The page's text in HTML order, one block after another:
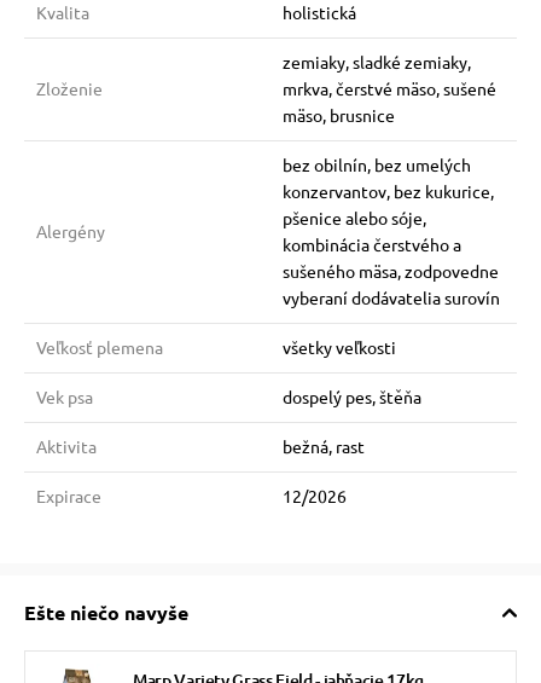
Kvalita holistická
Zloženie
zemiaky, sladké zemiaky,
mrkva, čerstvé mäso, sušené
mäso, brusnice
Alergény
bez obilnín, bez umelých
konzervantov, bez kukurice,
pšenice alebo sóje,
kombinácia čerstvého a
sušeného mäsa, zodpovedne
vyberaní dodávatelia surovín
Veľkosť plemena všetky veľkosti
Vek psa dospelý pes, štěňa
Aktivita bežná, rast
Expirace 12/2026
Ešte niečo navyše